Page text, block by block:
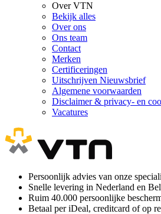
Over VTN
Bekijk alles
Over ons
Ons team
Contact
Merken
Certificeringen
Uitschrijven Nieuwsbrief
Algemene voorwaarden
Disclaimer & privacy- en
Vacatures
Persoonlijk advies van onze
Snelle levering in Nederland en
Ruim 40.000 persoonlijke
Betaal per iDeal, creditcard of op